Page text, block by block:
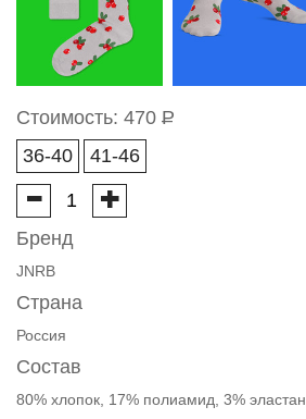
Стоимость: 470 Р
36-40
41-46
Бренд
JNRB
Страна
Россия
Состав
80% хлопок, 17% полиамид, 3% эластан